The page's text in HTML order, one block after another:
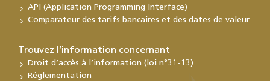
API (Application Programming Interface)
Comparateur des tarifs bancaires et des dates de valeur
Trouvez l’information concernant
Droit d’accès à l’information (loi n°31-13)
Réglementation